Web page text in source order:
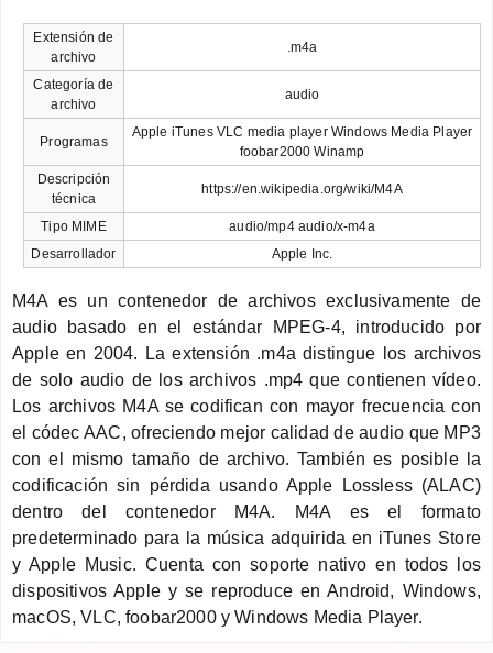
Extensión de
archivo
.m4a
Categoría de
archivo
audio
Programas
Apple iTunes VLC media player Windows Media Player
foobar2000 Winamp
Descripción
técnica
https://en.wikipedia.org/wiki/M4A
Tipo MIME
audio/mp4 audio/x-m4a
Desarrollador
Apple Inc.
M4A es un contenedor de archivos exclusivamente de
audio basado en el estándar MPEG-4, introducido por
Apple en 2004. La extensión .m4a distingue los archivos
de solo audio de los archivos .mp4 que contienen vídeo.
Los archivos M4A se codifican con mayor frecuencia con
el códec AAC, ofreciendo mejor calidad de audio que MP3
con el mismo tamaño de archivo. También es posible la
codificación sin pérdida usando Apple Lossless (ALAC)
dentro del contenedor M4A. M4A es el formato
predeterminado para la música adquirida en iTunes Store
y Apple Music. Cuenta con soporte nativo en todos los
dispositivos Apple y se reproduce en Android, Windows,
macOS, VLC, foobar2000 y Windows Media Player.